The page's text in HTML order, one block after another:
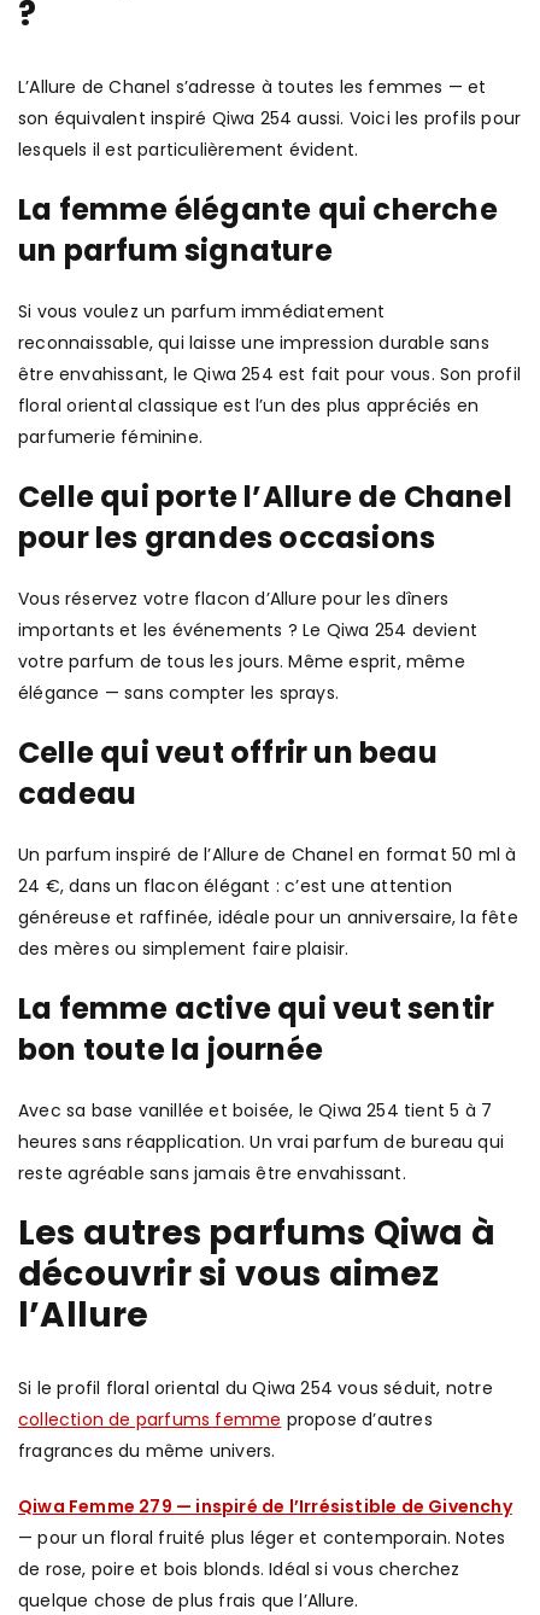
?
L’Allure de Chanel s’adresse à toutes les femmes — et
son équivalent inspiré Qiwa 254 aussi. Voici les profils pour
lesquels il est particulièrement évident.
La femme élégante qui cherche
un parfum signature
Si vous voulez un parfum immédiatement
reconnaissable, qui laisse une impression durable sans
être envahissant, le Qiwa 254 est fait pour vous. Son profil
floral oriental classique est l’un des plus appréciés en
parfumerie féminine.
Celle qui porte l’Allure de Chanel
pour les grandes occasions
Vous réservez votre flacon d’Allure pour les dîners
importants et les événements ? Le Qiwa 254 devient
votre parfum de tous les jours. Même esprit, même
élégance — sans compter les sprays.
Celle qui veut offrir un beau
cadeau
Un parfum inspiré de l’Allure de Chanel en format 50 ml à
24 €, dans un flacon élégant : c’est une attention
généreuse et raffinée, idéale pour un anniversaire, la fête
des mères ou simplement faire plaisir.
La femme active qui veut sentir
bon toute la journée
Avec sa base vanillée et boisée, le Qiwa 254 tient 5 à 7
heures sans réapplication. Un vrai parfum de bureau qui
reste agréable sans jamais être envahissant.
Les autres parfums Qiwa à
découvrir si vous aimez
l’Allure
Si le profil floral oriental du Qiwa 254 vous séduit, notre
collection de parfums femme propose d’autres
fragrances du même univers.
Qiwa Femme 279 — inspiré de l’Irrésistible de Givenchy
— pour un floral fruité plus léger et contemporain. Notes
de rose, poire et bois blonds. Idéal si vous cherchez
quelque chose de plus frais que l’Allure.